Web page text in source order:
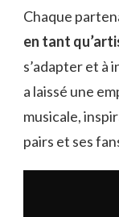
Chaque
en tant
s’adapter et à
a laissé une
musicale,
pairs et ses